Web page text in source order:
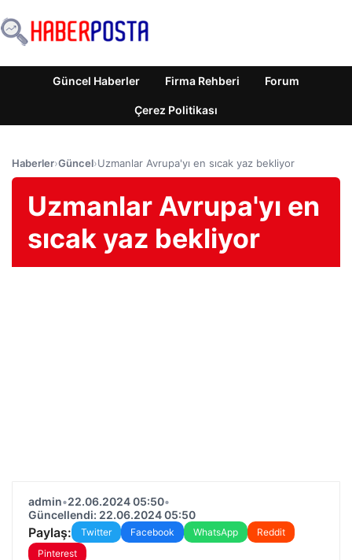
Güncel Haberler Firma Rehberi Forum
Çerez Politikası
Haberler›Güncel›Uzmanlar Avrupa'yı en sıcak yaz bekliyor
Uzmanlar Avrupa'yı en
sıcak yaz bekliyor
admin•22.06.2024 05:50•
Güncellendi: 22.06.2024 05:50
Paylaş: Twitter Facebook WhatsApp
Reddit
Pinterest